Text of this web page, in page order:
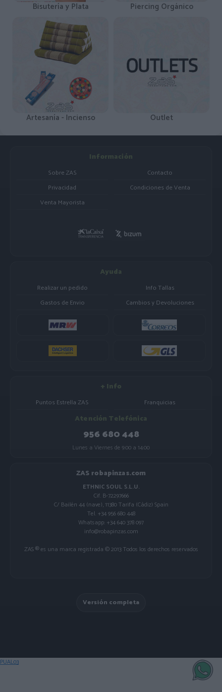
Bisutería y Plata Piercing Orgánico
Artesanía - Incienso Outlet
Información
Sobre ZAS
Contacto
Privacidad
Condiciones de Venta
Venta Mayorista
Ayuda
Realizar un pedido
Info Tallas
Gastos de Envio
Cambios y Devoluciones
+ Info
Puntos Estrella ZAS Franquicias
Atención Telefónica
956 680 448
Lunes a Viernes de 9:00 a 14:00
ZAS robapinzas.com
ETHNIC SOUL S.L.U.
Cif. B-72297666
C/ Bailén 44 (nave), 11380 Tarifa (Cádiz) Spain
Tel. +34 956 680 448
Whatsapp: +34 640 378 097
info@robapinzas.com
ZAS ® es una marca registrada © 2013 Todos los derechos reservados
Versión completa
PUAL03